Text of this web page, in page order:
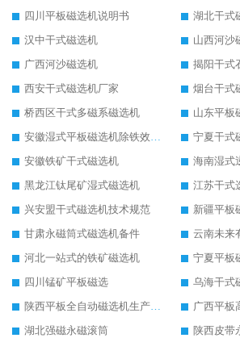
四川平板磁选机说明书
湖北干式
汉中干式磁选机
山西河沙
广西河沙磁选机
揭阳干式
西安干式磁选机厂家
烟台干式
桥西区干式多磁系磁选机
山东平板
安徽湿式平板磁选机除铁效果怎么样
宁夏干式
安徽铁矿干式磁选机
海南湿式
黑龙江钛尾矿湿式磁选机
江苏干式
兴安盟干式磁选机技术规范
新疆平板
甘肃永磁筒式磁选机备件
云南未来
河北一站式的铁矿磁选机
宁夏平板
四川锰矿平板磁选
乌海干式
陕西平板全自动磁选机生产厂家
广西平板
湖北强磁永磁滚筒
陕西皮带